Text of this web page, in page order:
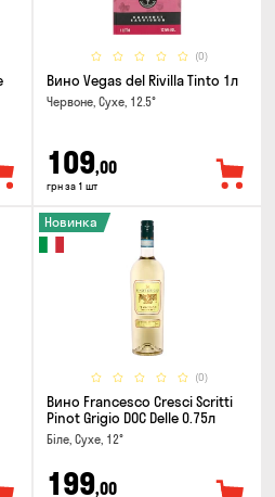
(0)
Вино Vegas del Rivilla Tinto 1л
Червоне, Сухе, 12.5°
109,00
грн за 1 шт
(0)
Новинка
Вино Francesco Cresci Scritti
Pinot Grigio DOC Delle 0.75л
Біле, Сухе, 12°
199,00